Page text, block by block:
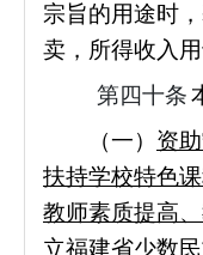
宗旨的用途时
卖，所得收入用
第四十条
（一） 资
扶持学校特色
教师素质提高
立福建省少数